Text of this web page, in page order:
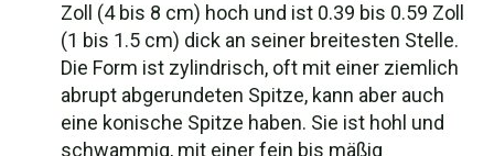
Zoll (4 bis 8 cm) hoch und ist 0.39 bis 0.59 Zoll
(1 bis 1.5 cm) dick an seiner breitesten Stelle.
Die Form ist zylindrisch, oft mit einer ziemlich
abrupt abgerundeten Spitze, kann aber auch
eine konische Spitze haben. Sie ist hohl und
schwammig, mit einer fein bis mäßig